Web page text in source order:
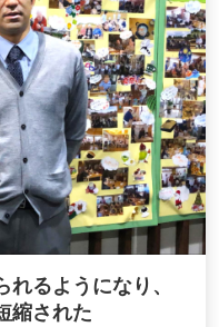
るようになり、
縮された